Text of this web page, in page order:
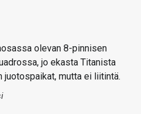
olevan 8-pinnisen
jo ekasta Titanista
mutta ei liitintä.